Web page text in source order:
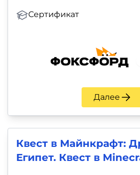
Сертификат
Далее
Квест в Майнкрафт:
Египет. Квест в